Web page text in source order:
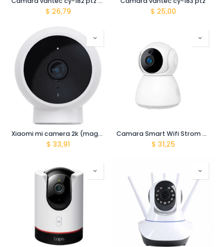
$ 26,79 $ 25,00
Xiaomi mi camera 2k (magnetic mount)
$ 33,91
Camara Smart Wifi Strom 360’ PTZ Hd Audio 2 Vias Vis. Noct Microsd Det.Mov.
$ 31,25